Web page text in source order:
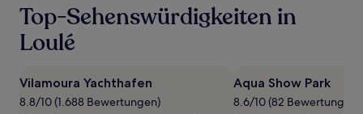
letzten
24 Stunden
mit
1 Übernachtung
Top-Sehenswürdigkeiten in
Loulé
Vilamoura Yachthafen
8.8/10 (1.688 Bewertungen)
Aqua Show Park
8.6/10 (82 Bewertungen)